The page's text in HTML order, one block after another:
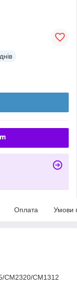
Оплата Умови
CM2320/CM1312